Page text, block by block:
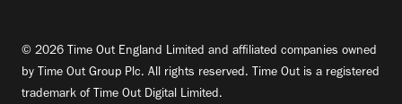
© 2026 Time Out England Limited and affiliated companies owned
by Time Out Group Plc. All rights reserved. Time Out is a registered
trademark of Time Out Digital Limited.